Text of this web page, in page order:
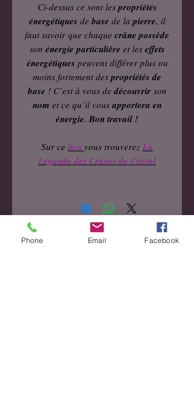
Ci-dessus ce sont les propriétés
énergétiques de base de la pierre, il
faut savoir que chaque crâne possède
son énergie particulière et leseffets
énergétiques peuvent différer plus ou
moins fortement des propriétés de
base ! C’est à vous dedécouvrir son
nom et ce qu’il vous apportera en
énergie. Bon travail !
Sur ce lien vous trouverez La
Légande des Crânes de Cristal
Contactez nous
Phone Email Facebook